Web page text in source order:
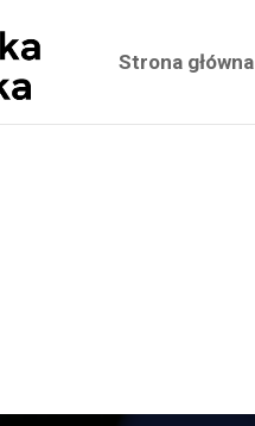
Strona główna